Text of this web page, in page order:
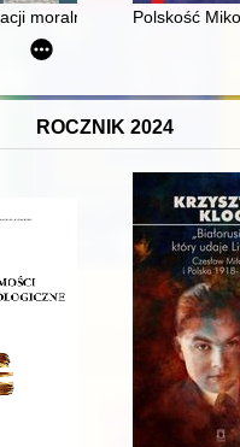
moralnej synówPolskość
ROCZNIK 2024